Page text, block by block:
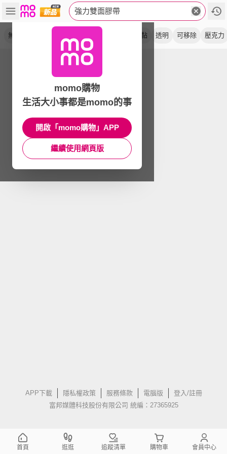
強力雙面膠帶
無痕 超黏 透明 可移除 壓克力
APP下載 隱私權政策 服務條款 電腦版
登入/註冊
富邦媒體科技股份有限公司 統編：27365925
momo購物
生活大小事都是momo的事
開啟「momo購物」APP
繼續使用網頁版
首頁 逛逛 追蹤清單 購物車 會員中心